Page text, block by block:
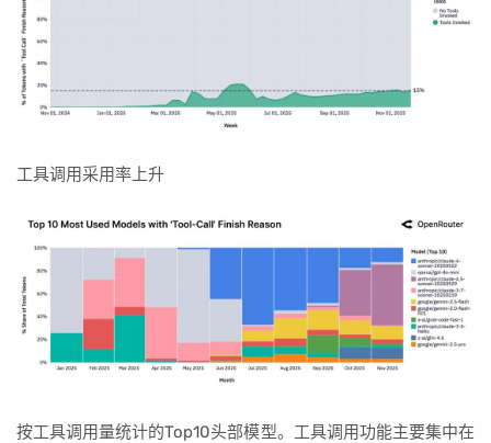
工具调用采用率上升
按工具调用量统计的Top10头部模型。工具调用功能主要集中在